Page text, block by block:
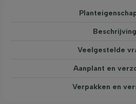
Beschrijving
Veelgestelde
Aanplant en
Verpakken en